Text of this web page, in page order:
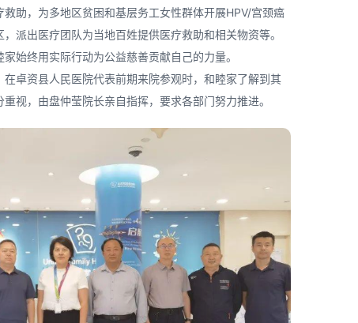
助，为多地区贫困和基层务工女性群体开展HPV/宫颈癌
派出医疗团队为当地百姓提供医疗救助和相关物资等。
始终用实际行动为公益慈善贡献自己的力量。
卓资县人民医院代表前期来院参观时，和睦家了解到其
视，由盘仲莹院长亲自指挥，要求各部门努力推进。